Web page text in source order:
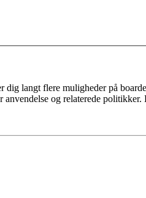
langt flere muligheder på
og relaterede